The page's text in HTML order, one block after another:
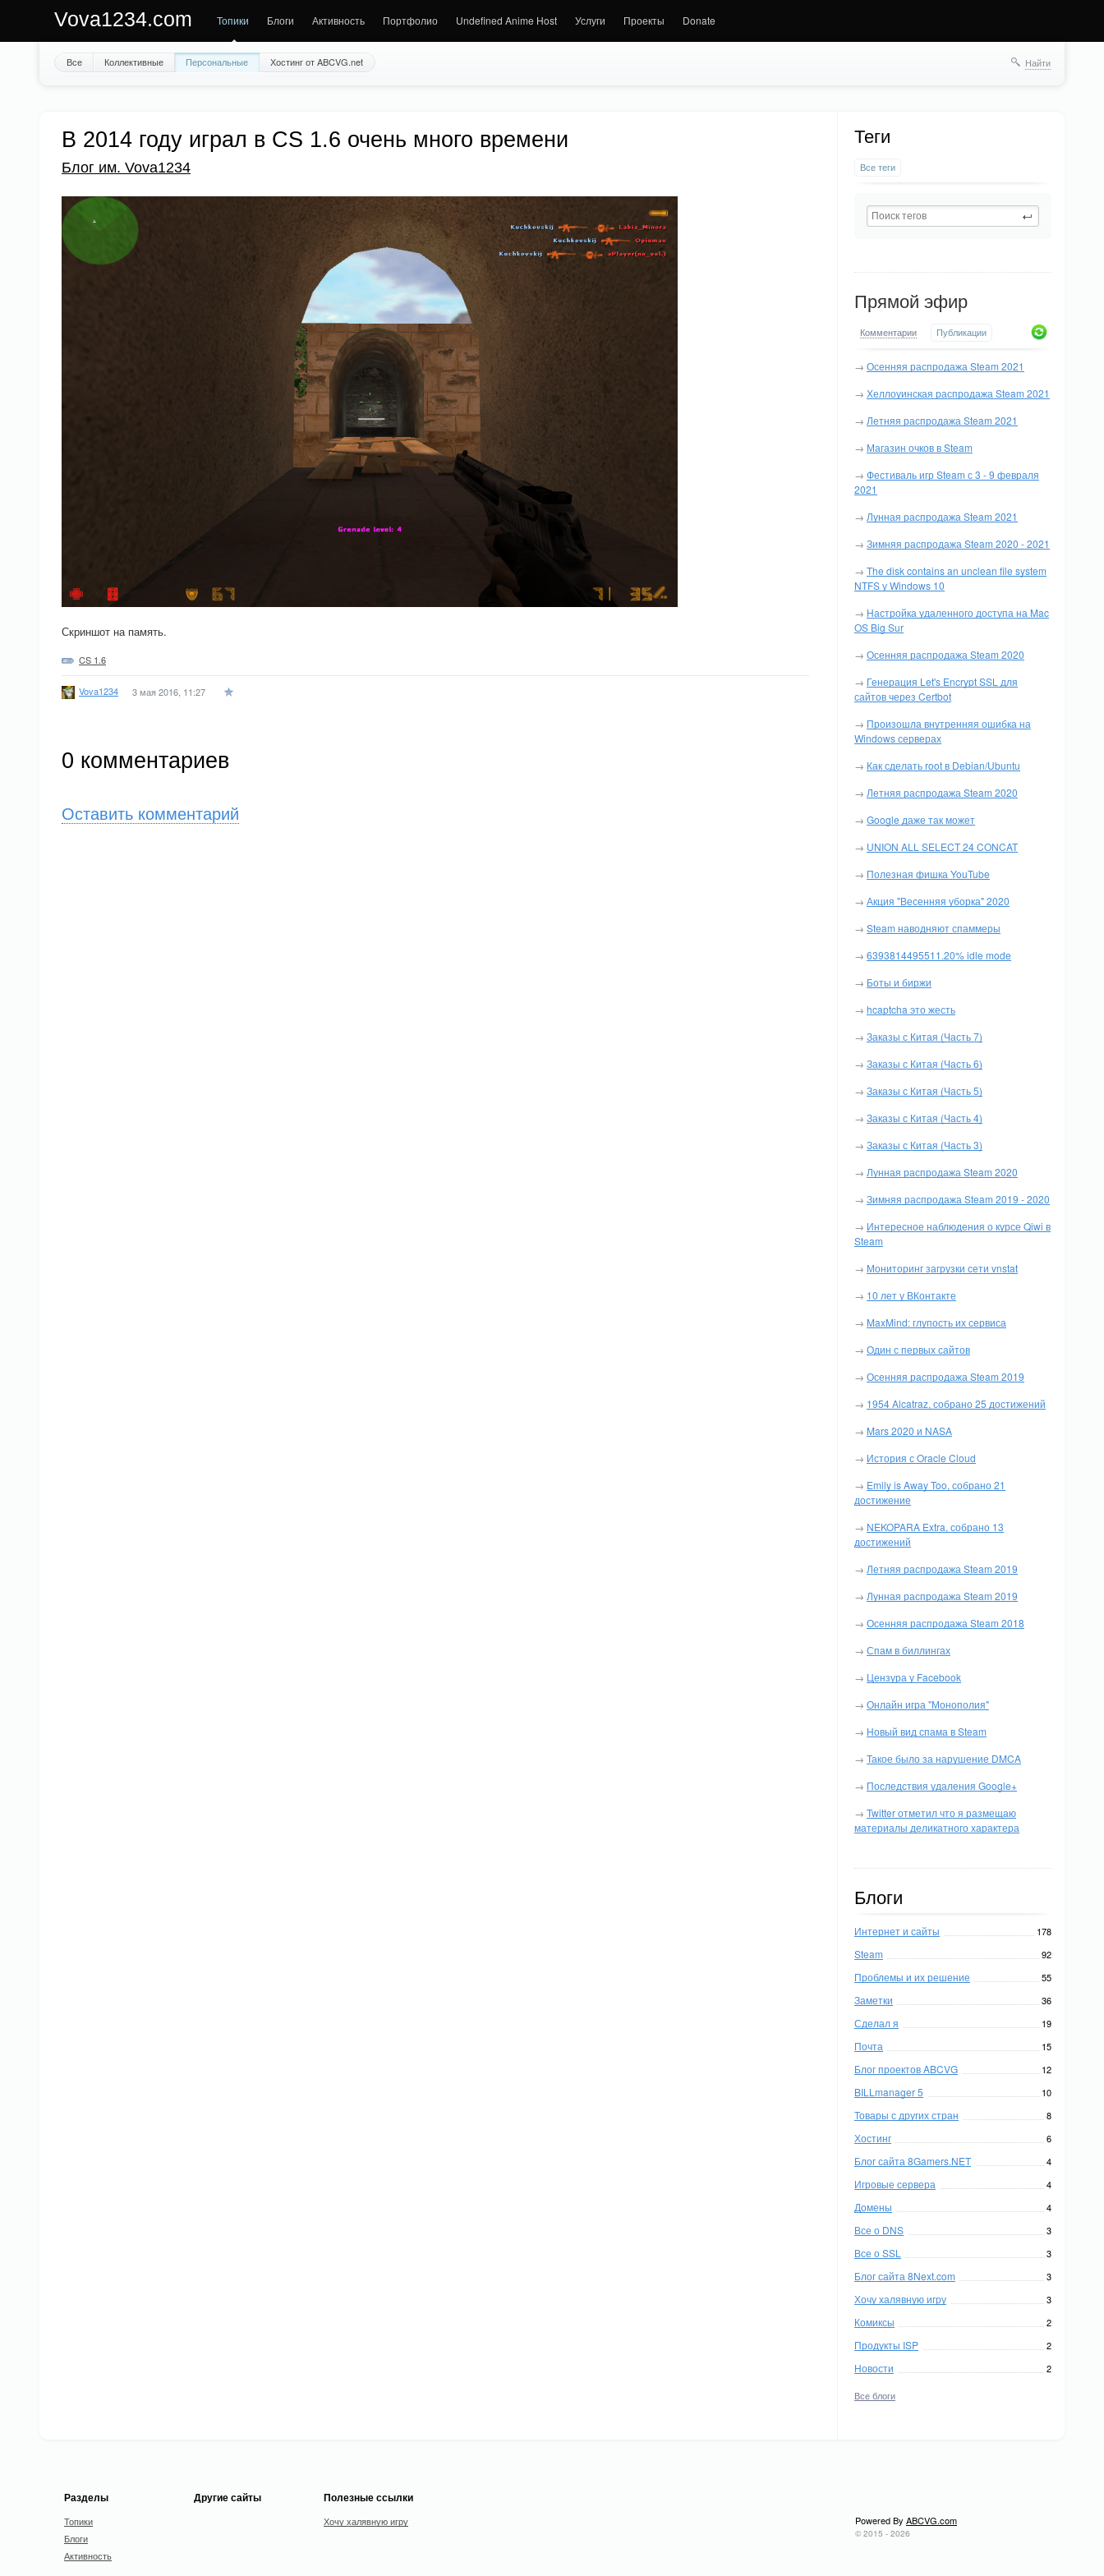
Vova1234.com Топики Блоги Активность Портфолио Undefined Anime Host Услуги Проекты Donate
Все Коллективные Персональные Хостинг от ABCVG.net Найти
Теги
Все теги
Прямой эфир
Комментарии Публикации
→ Осенняя распродажа Steam 2021
→ Хеллоуинская распродажа Steam 2021
→ Летняя распродажа Steam 2021
→ Магазин очков в Steam
→ Фестиваль игр Steam с 3 - 9 февраля
2021
→ Лунная распродажа Steam 2021
→ Зимняя распродажа Steam 2020 - 2021
→ The disk contains an unclean file system
NTFS у Windows 10
→ Настройка удаленного доступа на Mac
OS Big Sur
→ Осенняя распродажа Steam 2020
→ Генерация Let's Encrypt SSL для
сайтов через Certbot
→ Произошла внутренняя ошибка на
Windows серверах
→ Как сделать root в Debian/Ubuntu
→ Летняя распродажа Steam 2020
→ Google даже так может
→ UNION ALL SELECT 24 CONCAT
→ Полезная фишка YouTube
→ Акция "Весенняя уборка" 2020
→ Steam наводняют спаммеры
→ 6393814495511.20% idle mode
→ Боты и биржи
→ hcaptcha это жесть
→ Заказы с Китая (Часть 7)
→ Заказы с Китая (Часть 6)
→ Заказы с Китая (Часть 5)
→ Заказы с Китая (Часть 4)
→ Заказы с Китая (Часть 3)
→ Лунная распродажа Steam 2020
→ Зимняя распродажа Steam 2019 - 2020
→ Интересное наблюдения о курсе Qiwi в
Steam
→ Мониторинг загрузки сети vnstat
→ 10 лет у ВКонтакте
→ MaxMind: глупость их сервиса
→ Один с первых сайтов
→ Осенняя распродажа Steam 2019
→ 1954 Alcatraz, собрано 25 достижений
→ Mars 2020 и NASA
→ История с Oracle Cloud
→ Emily is Away Too, собрано 21
достижение
→ NEKOPARA Extra, собрано 13
достижений
→ Летняя распродажа Steam 2019
→ Лунная распродажа Steam 2019
→ Осенняя распродажа Steam 2018
→ Спам в биллингах
→ Цензура у Facebook
→ Онлайн игра "Монополия"
→ Новый вид спама в Steam
→ Такое было за нарушение DMCA
→ Последствия удаления Google+
→ Twitter отметил что я размещаю
материалы деликатного характера
Блоги
Интернет и сайты 178
Steam 92
Проблемы и их решение 55
Заметки 36
Сделал я 19
Почта 15
Блог проектов ABCVG 12
BILLmanager 5 10
Товары с других стран 8
Хостинг 6
Блог сайта 8Gamers.NET 4
Игровые сервера 4
Домены 4
Все о DNS 3
Все о SSL 3
Блог сайта 8Next.com 3
Хочу халявную игру 3
Комиксы 2
Продукты ISP 2
Новости 2
Все блоги
В 2014 году играл в CS 1.6 очень много времени
Блог им. Vova1234
Скриншот на память.
CS 1.6
Vova1234 3 мая 2016, 11:27
0 комментариев
Оставить комментарий
Разделы
Топики
Блоги
Активность
Другие сайты Полезные ссылки
Хочу халявную игру Powered By ABCVG.com
© 2015 - 2026